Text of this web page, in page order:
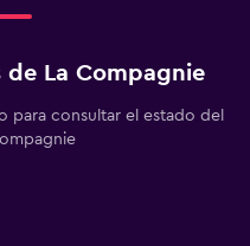
de La Compagnie
para consultar el estado del